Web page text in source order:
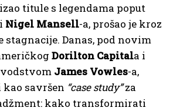
titule s legendama poput
Nigel Mansell-a, prošao je kroz
stagnacije. Danas, pod novim
Dorilton Capitala i
James Vowles-a,
savršen “case study”za
kako transformirati